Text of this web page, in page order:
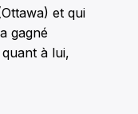
et qui
gagné
à lui,